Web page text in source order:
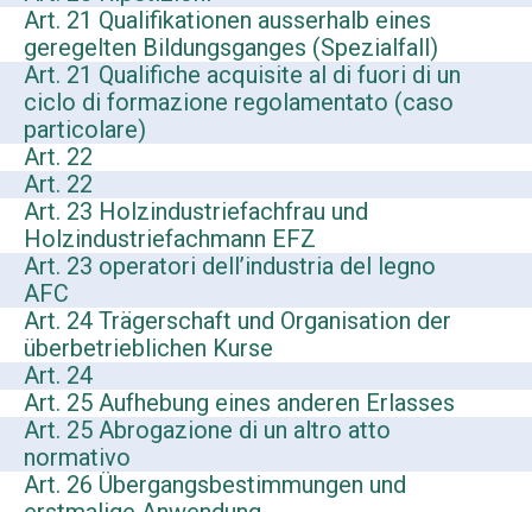
Art. 21 Qualifikationen ausserhalb eines
geregelten Bildungsganges (Spezialfall)
Art. 21 Qualifiche acquisite al di fuori di un
ciclo di formazione regolamentato (caso
particolare)
Art. 22
Art. 22
Art. 23 Holzindustriefachfrau und
Holzindustriefachmann EFZ
Art. 23 operatori dell’industria del legno
AFC
Art. 24 Trägerschaft und Organisation der
überbetrieblichen Kurse
Art. 24
Art. 25 Aufhebung eines anderen Erlasses
Art. 25 Abrogazione di un altro atto
normativo
Art. 26 Übergangsbestimmungen und